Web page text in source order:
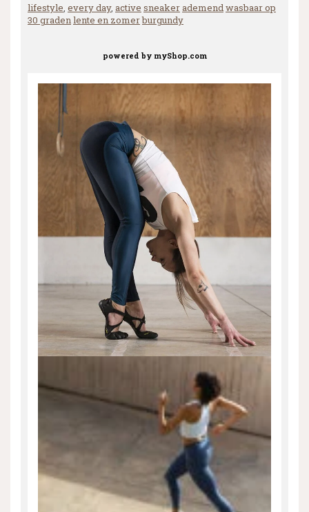
lifestyle, every day, active sneakerademendwasbaar op
30 gradenlente en zomerburgundy
powered by myShop.com